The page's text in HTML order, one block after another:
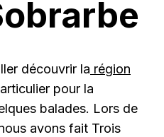
découvrir la région
pour la
balades. Lors de
avons fait Trois